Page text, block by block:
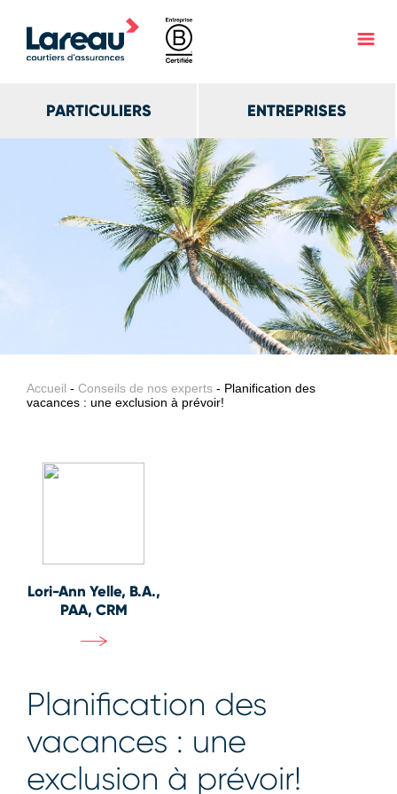
PARTICULIERS ENTREPRISES
Accueil - Conseils de nos experts - Planification des
vacances : une exclusion à prévoir!
Lori-Ann Yelle, B.A.,
PAA, CRM
Planification des
vacances : une
exclusion à prévoir!